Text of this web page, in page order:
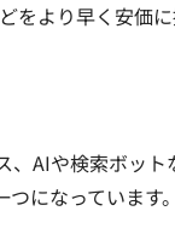
より早く安価
AIや検索ボッ
になっています。